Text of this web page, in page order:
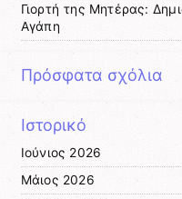
Γιορτή της Μητέρας:
Αγάπη
Πρόσφατα σχόλια
Ιστορικό
Ιούνιος 2026
Μάιος 2026